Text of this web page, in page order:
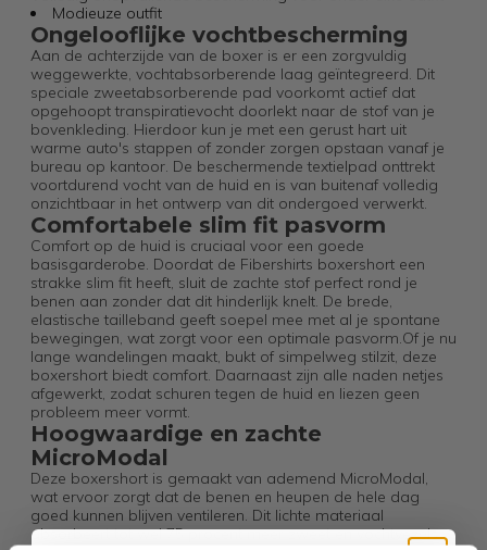
Modieuze outfit
Ongelooflijke vochtbescherming
Aan de achterzijde van de boxer is er een zorgvuldig
weggewerkte, vochtabsorberende laag geïntegreerd. Dit
speciale zweetabsorberende pad voorkomt actief dat
opgehoopt transpiratievocht doorlekt naar de stof van je
bovenkleding. Hierdoor kun je met een gerust hart uit
warme auto's stappen of zonder zorgen opstaan vanaf je
bureau op kantoor. De beschermende textielpad onttrekt
voortdurend vocht van de huid en is van buitenaf volledig
onzichtbaar in het ontwerp van dit ondergoed verwerkt.
Comfortabele slim fit pasvorm
Comfort op de huid is cruciaal voor een goede
basisgarderobe. Doordat de Fibershirts boxershort een
strakke slim fit heeft, sluit de zachte stof perfect rond je
benen aan zonder dat dit hinderlijk knelt. De brede,
elastische tailleband geeft soepel mee met al je spontane
bewegingen, wat zorgt voor een optimale pasvorm.Of je nu
lange wandelingen maakt, bukt of simpelweg stilzit, deze
boxershort biedt comfort. Daarnaast zijn alle naden netjes
afgewerkt, zodat schuren tegen de huid en liezen geen
probleem meer vormt.
Hoogwaardige en zachte
MicroModal
Deze boxershort is gemaakt van ademend MicroModal,
wat ervoor zorgt dat de benen en heupen de hele dag
goed kunnen blijven ventileren. Dit lichte materiaal
absorbeert tot wel 75 procent meer zweet en vochtvezels